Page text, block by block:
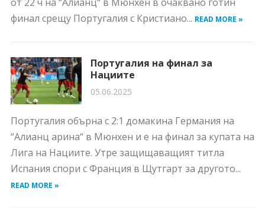
финал срещу Португалия с Кристиано... READ MORE »
Португалия на финал за
Нациите
05.06.2025
Португалия обърна с 2:1 домакина Германия на
“Алианц арина“ в Мюнхен и е на финал за купата на
Лига на Нациите. Утре защищаващият титла
Испания спори с Франция в Щутгарт за другото...
READ MORE »